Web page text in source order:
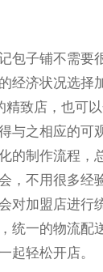
包子铺不需要
经济状况选择
精致店，也可
与之相应的可
的制作流程，
，不用很多经
对加盟店进行
统一的物流配
起轻松开店。